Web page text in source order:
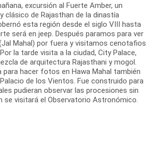
excursión al Fuerte Amber, un
clásico de Rajasthan de la dinastía
esta región desde el siglo VIII hasta
será en jeep. Después paramos para ver
Mahal) por fuera y visitamos cenotafios
la tarde visita a la ciudad, City Palace,
de arquitectura Rajasthani y mogol.
para hacer fotos en Hawa Mahal también
de los Vientos. Fue construido para
pudieran observar las procesiones sin
se visitará el Observatorio Astronómico.